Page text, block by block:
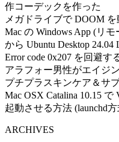
作コーデックを作った
メガドライブで DOOM を
Mac の Windows App (リ
から Ubuntu Desktop
Error code 0x207 を回避す
アラフォー男性がエイジ
プチプラスキンケア＆サ
Mac OSX Catalina 10.15
起動させる方法 (launchd
ARCHIVES